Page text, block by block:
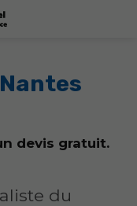
devis gratuit.
du